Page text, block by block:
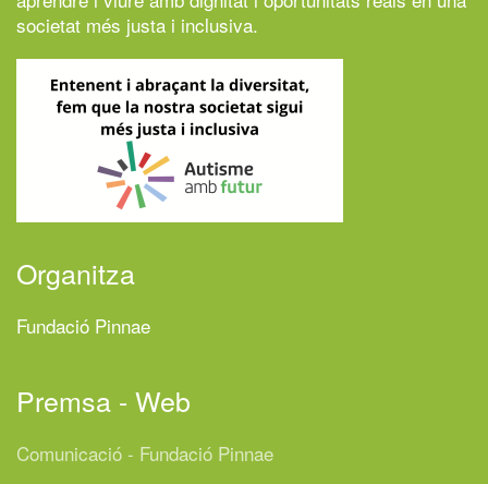
societat més justa i inclusiva.
Organitza
Fundació Pinnae
Premsa - Web
Comunicació - Fundació Pinnae